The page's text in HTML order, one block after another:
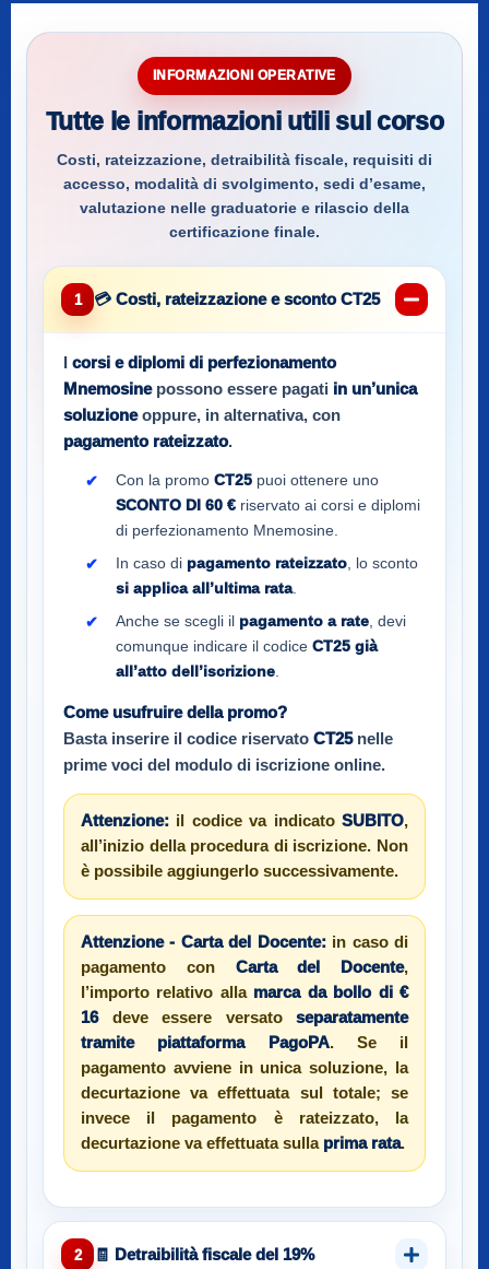
INFORMAZIONI OPERATIVE
Tutte le informazioni utili sul corso
Costi, rateizzazione, detraibilità fiscale, requisiti di
accesso, modalità di svolgimento, sedi d’esame,
valutazione nelle graduatorie e rilascio della
certificazione finale.
1 💳 Costi, rateizzazione e sconto CT25
corsi e diplomi di perfezionamento
Mnemosinepossono essere pagati in un’unica
soluzioneoppure, in alternativa, con
pagamento rateizzato.
Con la promo CT25 puoi ottenere uno
SCONTO DI 60 € riservato ai corsi e diplomi
di perfezionamento Mnemosine.
In caso di pagamento rateizzato , lo sconto
si applica all’ultima rata.
Anche se scegli il pagamento a rate , devi
comunque indicare il codice CT25 già
all’atto dell’iscrizione
Come usufruire della promo?
Basta inserire il codice riservato CT25nelle
prime voci del modulo di iscrizione online.
Attenzione: il codice va indicato SUBITO,
all’inizio della procedura di iscrizione. Non
è possibile aggiungerlo successivamente.
Attenzione - Carta del Docente:in caso di
pagamento con Carta del Docente,
l’importo relativo alla marca da bollo di €
16deve essere versato separatamente
tramite piattaforma PagoPA. Se il
pagamento avviene in unica soluzione, la
decurtazione va effettuata sul totale; se
invece il pagamento è rateizzato, la
decurtazione va effettuata sulla prima rata.
2 🧾 Detraibilità fiscale del 19%